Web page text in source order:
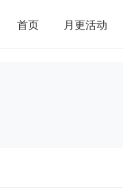
首页 月更活动